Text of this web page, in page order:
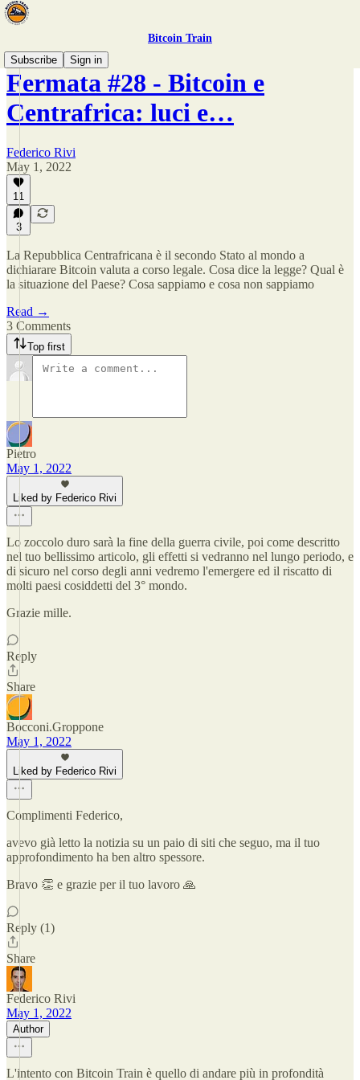
Bitcoin Train
Subscribe
Sign in
Fermata #28 - Bitcoin e
Centrafrica: luci e…
Federico Rivi
May 1, 2022
11
3
La Repubblica Centrafricana è il secondo Stato al mondo a
dichiarare Bitcoin valuta a corso legale. Cosa dice la legge? Qual è
la situazione del Paese? Cosa sappiamo e cosa non sappiamo
Read →
3 Comments
Top first
Pietro
May 1, 2022
Liked by Federico Rivi
Lo zoccolo duro sarà la fine della guerra civile, poi come descritto
nel tuo bellissimo articolo, gli effetti si vedranno nel lungo periodo, e
di sicuro nel corso degli anni vedremo l'emergere ed il riscatto di
molti paesi cosiddetti del 3° mondo.
Grazie mille.
Reply
Share
Bocconi.Groppone
May 1, 2022
Liked by Federico Rivi
Complimenti Federico,
avevo già letto la notizia su un paio di siti che seguo, ma il tuo
approfondimento ha ben altro spessore.
Bravo 👏 e grazie per il tuo lavoro 🙏
Reply (1)
Share
Federico Rivi
May 1, 2022
Author
L'intento con Bitcoin Train è quello di andare più in profondità